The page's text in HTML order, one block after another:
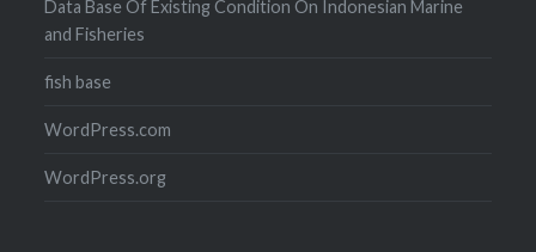
Data Base Of Existing Condition On Indonesian Marine
and Fisheries
fish base
WordPress.com
WordPress.org